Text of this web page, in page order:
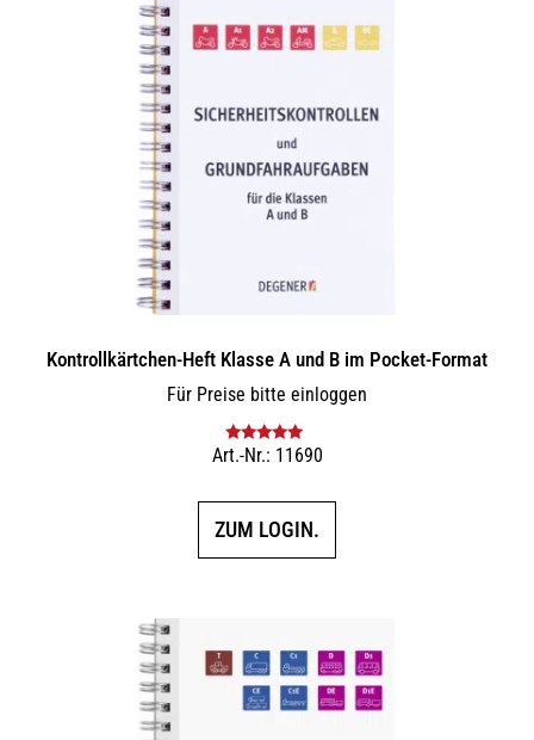
Kontrollkärtchen-Heft Klasse A und B im Pocket-Format
Für Preise bitte einloggen
Bewertet mit
Art.-Nr.: 11690
ZUM LOGIN.